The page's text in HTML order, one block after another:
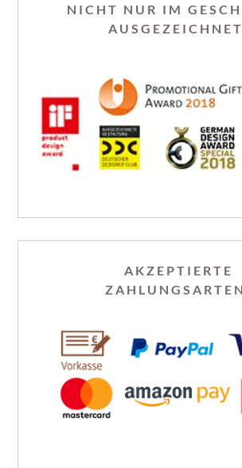
NICHT NUR IM
AKZEPTIERTE